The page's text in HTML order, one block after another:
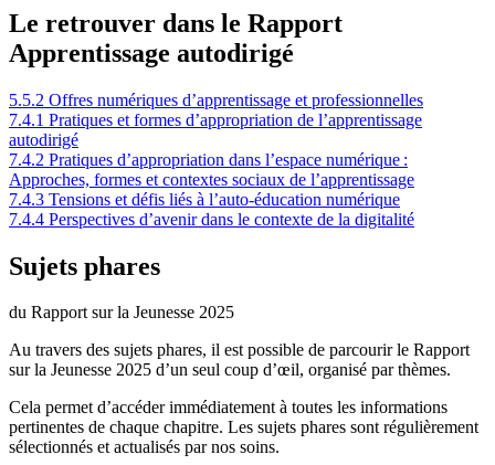
Le retrouver dans le Rapport
Apprentissage autodirigé
5.5.2 Offres numériques d’apprentissage et professionnelles
7.4.1 Pratiques et formes d’appropriation de l’apprentissage
autodirigé
7.4.2 Pratiques d’appropriation dans l’espace numérique :
Approches, formes et contextes sociaux de l’apprentissage
7.4.3 Tensions et défis liés à l’auto-éducation numérique
7.4.4 Perspectives d’avenir dans le contexte de la digitalité
Sujets phares
du Rapport sur la Jeunesse 2025
Au travers des sujets phares, il est possible de parcourir le Rapport
sur la Jeunesse 2025 d’un seul coup d’œil, organisé par thèmes.
Cela permet d’accéder immédiatement à toutes les informations
pertinentes de chaque chapitre. Les sujets phares sont régulièrement
sélectionnés et actualisés par nos soins.